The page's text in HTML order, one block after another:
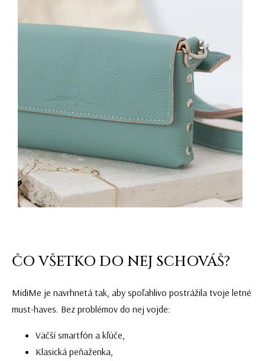
ČO VŠETKO DO NEJ SCHOVÁŠ?
MidiMe je navrhnetá tak, aby spoľahlivo postrážila tvoje letné
must-haves. Bez problémov do nej vojde:
Väčší smartfón a kľúče,
Klasická peňaženka,